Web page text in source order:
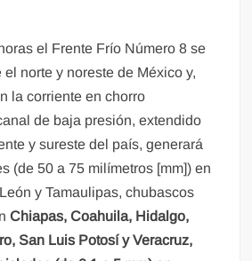
el Frente Frío Número 8 se
norte y noreste de México y,
la corriente en chorro
de baja presión, extendido
y sureste del país, generará
(de 50 a 75 milímetros [mm]) en
y Tamaulipas, chubascos
Chiapas, Coahuila, Hidalgo,
San Luis Potosí y Veracruz,